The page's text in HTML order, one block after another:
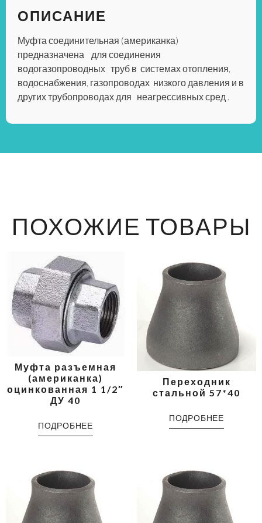
ОПИСАНИЕ
Муфта соединительная (американка)
предназначена для соединения
водогазопроводных труб в системах отопления,
водоснабжения, газопроводах низкого давления и в
других трубопроводах для неагрессивных сред .
ПОХОЖИЕ ТОВАРЫ
Муфта разъемная
(американка)
оцинкованная 1 1/2″
ДУ 40
ПОДРОБНЕЕ
Переходник
стальной 57*40
ПОДРОБНЕЕ